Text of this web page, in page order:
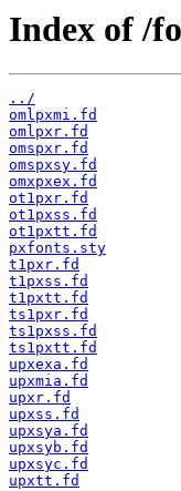
Index of /
../
omlpxmi.fd
omlpxr.fd
omspxr.fd
omspxsy.fd
omxpxex.fd
ot1pxr.fd
ot1pxss.fd
ot1pxtt.fd
pxfonts.sty
t1pxr.fd
t1pxss.fd
t1pxtt.fd
ts1pxr.fd
ts1pxss.fd
ts1pxtt.fd
upxexa.fd
upxmia.fd
upxr.fd
upxss.fd
upxsya.fd
upxsyb.fd
upxsyc.fd
upxtt.fd